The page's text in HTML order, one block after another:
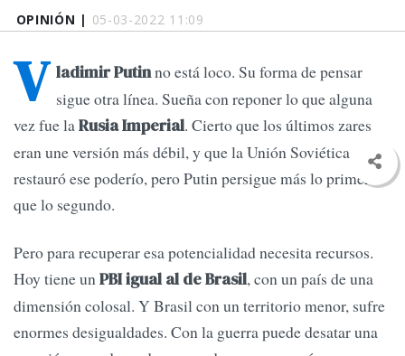
OPINIÓN | 05-03-2022 11:09
V ladimir Putinno está loco. Su forma de pensar
sigue otra línea. Sueña con reponer lo que alguna
vez fue laRusia Imperial. Cierto que los últimos zares
eran une versión más débil, y que la Unión Soviética
restauró ese poderío, pero Putin persigue más lo primero
que lo segundo.
Pero para recuperar esa potencialidad necesita recursos.
Hoy tiene unPBI igual al de Brasil, con un país de una
dimensión colosal. Y Brasil con un territorio menor, sufre
enormes desigualdades. Con la guerra puede desatar una